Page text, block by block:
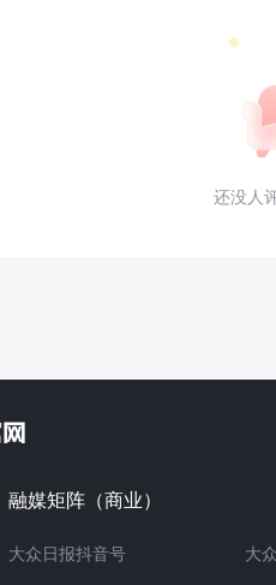
还没人
融媒矩阵（商业）
大众日报抖音号
大